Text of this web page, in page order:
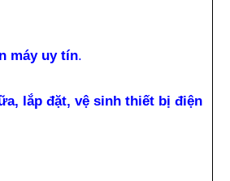
máy uy tín.
lắp đặt, vệ sinh thiết bị điện